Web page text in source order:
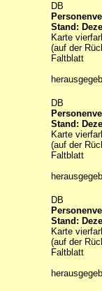
DB
Stand:
Karte
(auf der
Faltblatt
DB
Stand:
Karte
(auf der
Faltblatt
DB
Stand:
Karte
(auf der
Faltblatt